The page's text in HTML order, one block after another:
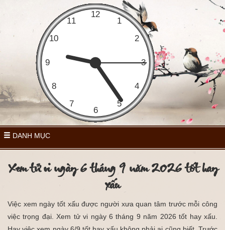
DANH MỤC
Xem tử vi ngày 6 tháng 9 năm 2026 tốt hay
xấu
Việc xem ngày tốt xấu được người xưa quan tâm trước mỗi công
việc trọng đại. Xem tử vi ngày 6 tháng 9 năm 2026 tốt hay xấu.